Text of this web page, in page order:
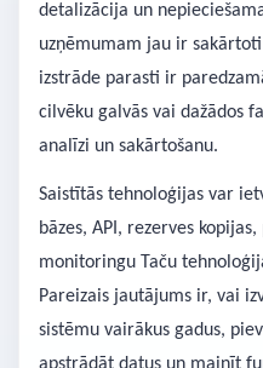
detalizācija un
uzņēmumam jau ir
izstrāde parasti ir
cilvēku galvās vai dažādos
analīzi un sakārtošanu.
Saistītās tehnoloģijas var
bāzes, API, rezerves
monitoringu Taču
Pareizais jautājums ir, vai
sistēmu vairākus gadus,